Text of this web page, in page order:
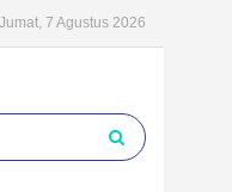
Jumat, 7 Agustus 2026